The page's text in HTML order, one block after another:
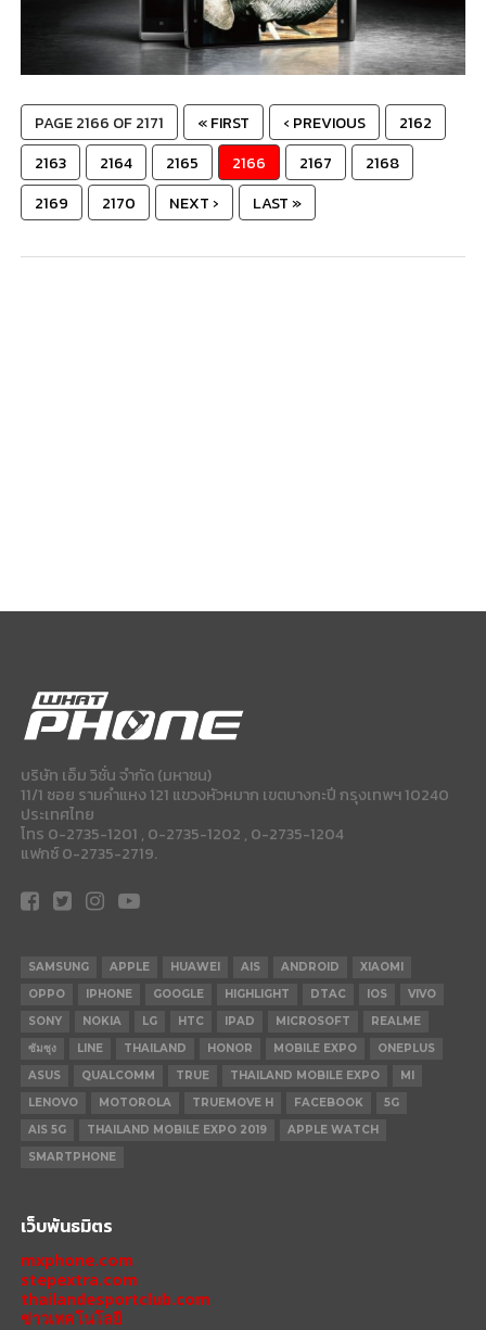
PAGE 2166 OF 2171 « FIRST ‹ PREVIOUS
2162
2163
2164 2165 2166 2167
2168
2169
2170 NEXT › LAST »
บริษัท เอ็ม วิชั่น จำกัด (มหาชน)
11/1 ซอย รามคำแหง 121 แขวงหัวหมาก เขตบางกะปี กรุงเทพฯ 10240
ประเทศไทย
โทร 0-2735-1201 , 0-2735-1202 , 0-2735-1204
แฟกซ์ 0-2735-2719.
SAMSUNG APPLE HUAWEI AIS ANDROID
XIAOMI
OPPO
IPHONE GOOGLE HIGHLIGHT DTAC IOS
VIVO
SONY
NOKIA LG HTC IPAD MICROSOFT
REALME
ซัมซุง
LINE THAILAND HONOR MOBILE EXPO
ONEPLUS
ASUS
QUALCOMM TRUE THAILAND MOBILE EXPO
MI
LENOVO
MOTOROLA TRUEMOVE H FACEBOOK
5G
AIS 5G
THAILAND MOBILE EXPO 2019
APPLE WATCH
SMARTPHONE
เว็บพันธมิตร
mxphone.com
stepextra.com
thailandesportclub.com
ข่าวเทคโนโลยี